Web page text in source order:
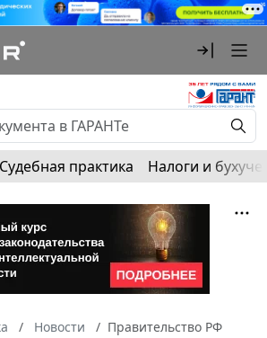
Судебная практика Налоги и
Новости
Правительство РФ